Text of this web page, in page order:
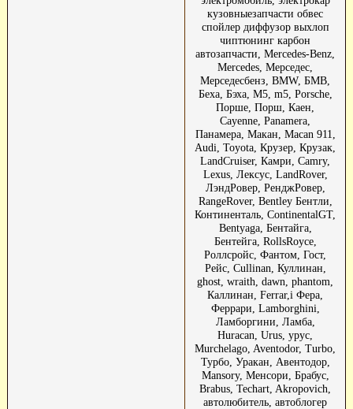
кузовныезапчасти обвес
спойлер диффузор выхлоп
чиптюнинг карбон
автозапчасти, Mercedes-Benz,
Mercedes, Мерседес,
Мерседесбенз, BMW, БМВ,
Беха, Бэха, М5, m5, Porsche,
Порше, Порш, Каен,
Cayenne, Panamera,
Панамера, Макан, Macan 911,
Audi, Toyota, Крузер, Крузак,
LandCruiser, Камри, Camry,
Lexus, Лексус, LandRover,
ЛэндРовер, РенджРовер,
RangeRover, Bentley Бентли,
Континенталь, ContinentalGT,
Bentyaga, Бентайга,
Бентейга, RollsRoyce,
Роллсройс, Фантом, Гост,
Рейс, Cullinan, Куллинан,
ghost, wraith, dawn, phantom,
Каллинан, Ferrar,i Фера,
Феррари, Lamborghini,
Ламборгини, Ламба,
Huracan, Urus, урус,
Murchelago, Aventodor, Turbo,
Турбо, Уракан, Авентодор,
Mansory, Менсори, Брабус,
Brabus, Techart, Akropovich,
автолюбитель, автоблогер